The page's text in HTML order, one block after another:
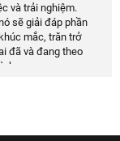
và trải nghiệm.
sẽ giải đáp phần
mắc, trăn trở
đã và đang theo